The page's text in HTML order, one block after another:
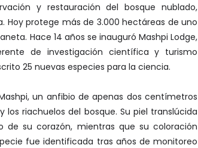
y restauración del bosque nublado,
protege más de 3.000 hectáreas de uno
Hace 14 años se inauguró Mashpi Lodge,
de investigación científica y turismo
25 nuevas especies para la ciencia.
un anfibio de apenas dos centímetros
riachuelos del bosque. Su piel translúcida
de su corazón, mientras que su coloración
fue identificada tras años de monitoreo